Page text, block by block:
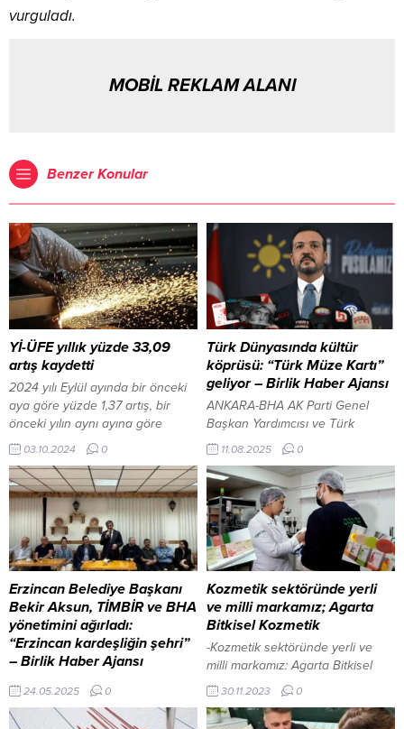
vurguladı.
MOBİL REKLAM ALANI
Benzer Konular
Yİ-ÜFE yıllık yüzde 33,09
artış kaydetti
2024 yılı Eylül ayında bir önceki
aya göre yüzde 1,37 artış, bir
önceki yılın aynı ayına göre
yüzde 33,09 artış ve on iki aylık
ortalamalara göre yüzde 44,81
artış gösterdi. Sanayinin dört
sektörünün yıllık değişimleri;
madencilik ve taş ocakçılığında
yüzde43,59 artış, imalatta
yüzde33,77 artış, elektrik, gaz
üretimi ve dağıtımında
yüzde17,01...
03.10.2024 0
Türk Dünyasında kültür
köprüsü: “Türk Müze Kartı”
geliyor – Birlik Haber Ajansı
ANKARA-BHA AK Parti Genel
Başkan Yardımcısı ve Türk
Devletleri ile İlişkiler Başkanı
Kürşad Zorlu, Türk devletleri
arasında uygulanacak “Türk
Müze Kartı” projesinin, kardeş
ülkeler arasında güçlü bir kültür
köprüsü kuracağını açıkladı. Bu
kart sayesinde, vatandaşlar
bütün müzeleri ücretsiz ve
serbestçe gezebilecek. Balıkesir
Sındırgı’da 4.0 büyüklüğünde
deprem İçeriği Görüntüle Zorlu,
AK...
11.08.2025 0
Erzincan Belediye Başkanı
Bekir Aksun, TİMBİR ve BHA
yönetimini ağırladı:
“Erzincan kardeşliğin şehri”
– Birlik Haber Ajansı
ERZİNCAN-BHA Toplantıda
konuşan Erzincan Belediye
Başkanı Bekir Aksun, internetin
24.05.2025 0
Kozmetik sektöründe yerli
ve milli markamız; Agarta
Bitkisel Kozmetik
-Kozmetik sektöründe yerli ve
milli markamız: Agarta Bitkisel
Kozmetik -Doğal ürünleri ile yerli
üretim yapan Türk markası -
Sağlıklı ürünler sunan Agarta
30.11.2023 0